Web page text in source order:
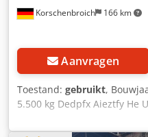
Korschenbroich 166 km
Aanvragen
Toestand: gebruikt,
5.500 kg Dedpfx Aieztfy He